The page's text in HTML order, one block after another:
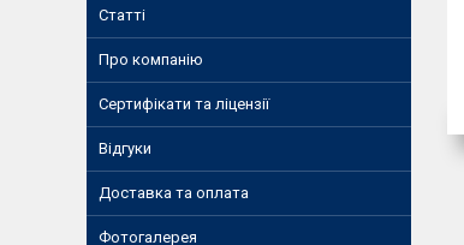
Статті
Про компанію
Сертифікати та ліцензії
Відгуки
Доставка та оплата
Фотогалерея